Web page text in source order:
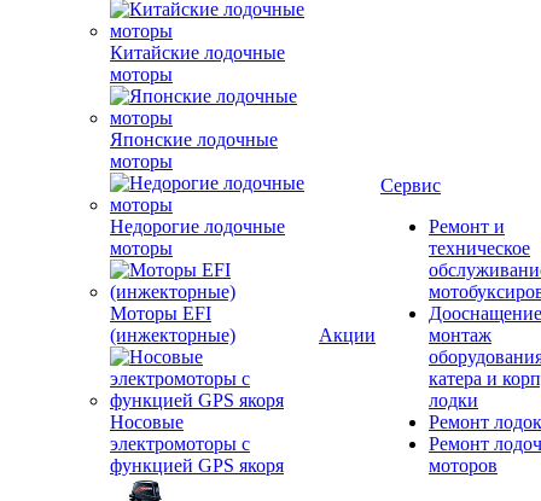
Китайские лодочные
моторы
Японские лодочные
моторы
Недорогие лодочные
моторы
Моторы EFI
(инжекторные)
Носовые
электромоторы с
функцией GPS якоря
Акции
Сервис
Ремонт и
техническое
монтаж
катера и
лодки
Ремонт
Ремонт
моторов